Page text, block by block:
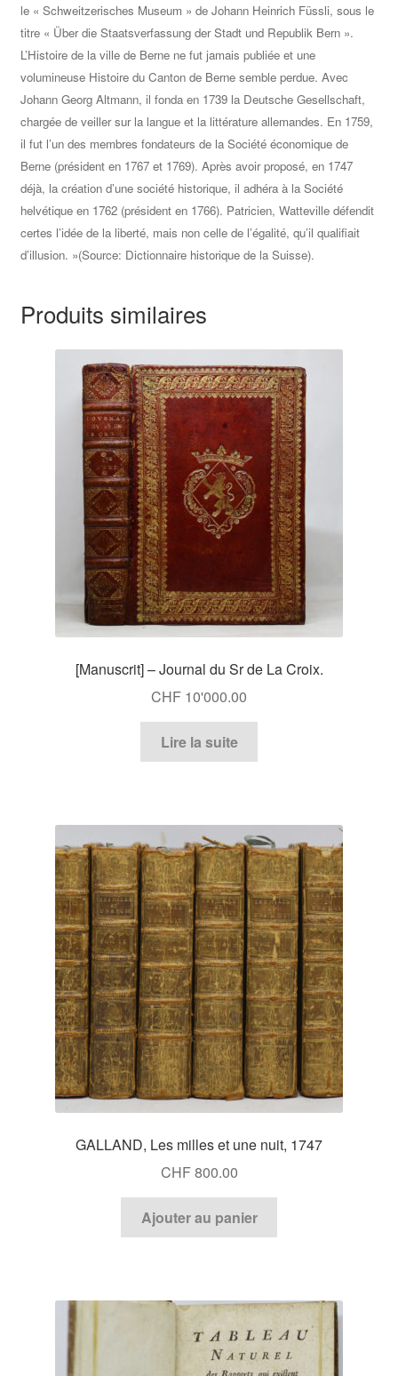
le « Schweitzerisches Museum » de Johann Heinrich Füssli, sous le
titre « Über die Staatsverfassung der Stadt und Republik Bern ».
L’Histoire de la ville de Berne ne fut jamais publiée et une
volumineuse Histoire du Canton de Berne semble perdue. Avec
Johann Georg Altmann, il fonda en 1739 la Deutsche Gesellschaft,
chargée de veiller sur la langue et la littérature allemandes. En 1759,
il fut l’un des membres fondateurs de la Société économique de
Berne (président en 1767 et 1769). Après avoir proposé, en 1747
déjà, la création d’une société historique, il adhéra à la Société
helvétique en 1762 (président en 1766). Patricien, Watteville défendit
certes l’idée de la liberté, mais non celle de l’égalité, qu’il qualifiait
d’illusion. »(Source: Dictionnaire historique de la Suisse).
Produits similaires
[Manuscrit] – Journal du Sr de La Croix.
CHF 10'000.00
Lire la suite
GALLAND, Les milles et une nuit, 1747
CHF800.00
Ajouter au panier